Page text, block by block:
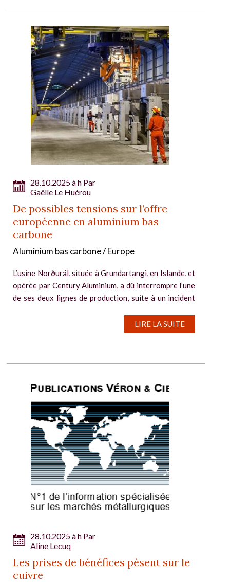
28.10.2025 à h Par
Gaëlle Le Huérou
De possibles tensions sur l’offre
européenne en aluminium bas
carbone
Aluminium bas carbone / Europe
L’usine Norðurál, située à Grundartangi, en Islande, et
opérée par Century Aluminium, a dû interrompre l’une
de ses deux lignes de production, suite à un incident
LIRE LA SUITE
28.10.2025 à h Par
Aline Lecuq
Les prises de bénéfices pèsent sur le
cuivre